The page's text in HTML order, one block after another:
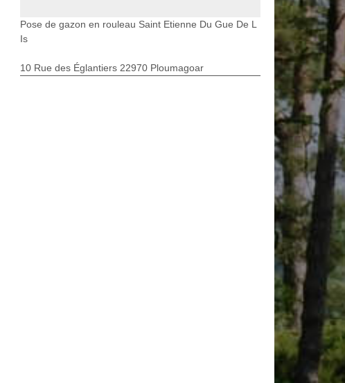
Pose de gazon en rouleau Saint Etienne Du Gue De L
Is
10 Rue des Églantiers 22970 Ploumagoar